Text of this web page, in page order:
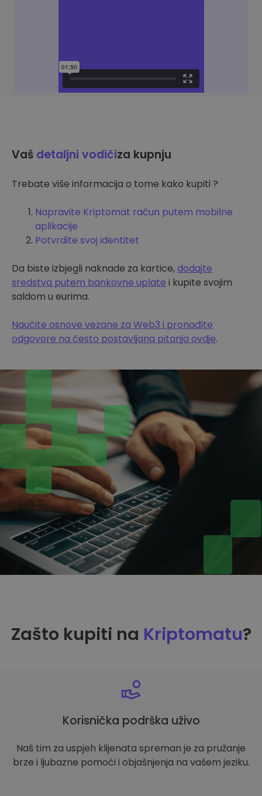
Vaš detaljni vodičiza kupnju
Trebate više informacija o tome kako kupiti ?
Napravite Kriptomat račun putem mobilne
aplikacije
Potvrdite svoj identitet
Da biste izbjegli naknade za kartice,dodajte
sredstva putem bankovne uplate i kupite svojim
saldom u eurima.
Naučite osnove vezane za Web3 i pronađite
odgovore na često postavljana pitanja ovdje.
Zašto kupiti na Kriptomatu?
Korisnička podrška uživo
Naš tim za uspjeh klijenata spreman je za pružanje
brze i ljubazne pomoći i objašnjenja na vašem jeziku.